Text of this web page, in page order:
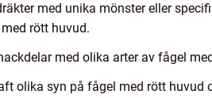
med unika mönster eller
rött huvud.
med olika arter av fågel
olika syn på fågel med rött